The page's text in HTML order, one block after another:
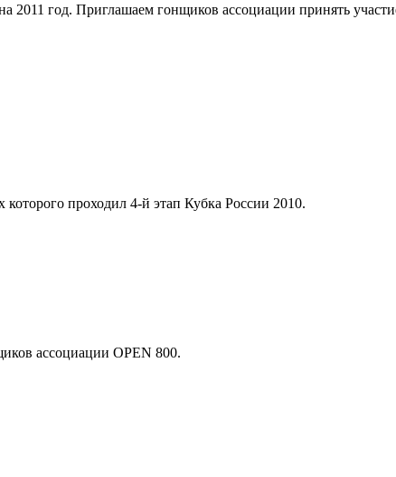
2011 год. Приглашаем гонщиков ассоциации принять
проходил 4-й этап Кубка России 2010.
ассоциации OPEN 800.